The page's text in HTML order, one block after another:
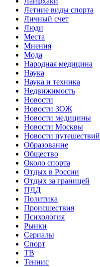
Летние виды спорта
Личный счет
Люди
Места
Мнения
Мода
Народная медицина
Наука
Наука и техника
Недвижимость
Новости
Новости ЗОЖ
Новости медицины
Новости Москвы
Новости путешествий
Образование
Общество
Около спорта
Отдых в России
Отдых за границей
ПДД
Политика
Происшествия
Психология
Рынки
Сериалы
Спорт
ТВ
Теннис